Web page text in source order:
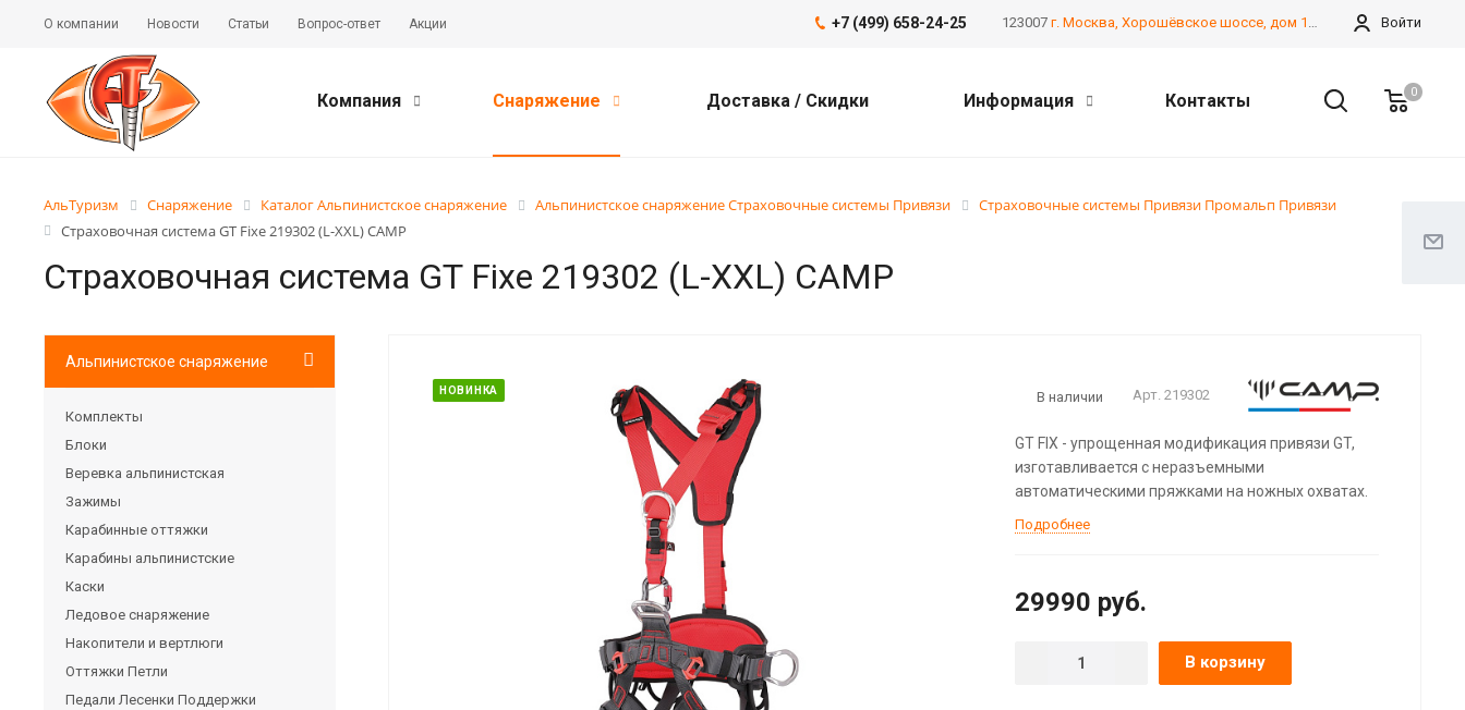
О компании Новости Статьи Вопрос-ответ Акции Войти
123007 г. Москва, Хорошёвское шоссе, дом 13А, корпус 2
+7 (499) 658-24-25
0
Компания Снаряжение Доставка / Скидки Информация Контакты
АльТуризм Снаряжение Каталог Альпинистское снаряжение Альпинистское снаряжение Страховочные системы Привязи
Страховочные системы Привязи Промальп Привязи
Страховочная система GT Fixe 219302 (L-XXL) CAMP
Страховочная система GT Fixe 219302 (L-XXL) CAMP
НОВИНКА В наличии Арт. 219302
GT FIX - упрощенная модификация привязи GT,
изготавливается с неразъемными
автоматическими пряжками на ножных охватах.
Подробнее
29990 руб.
В корзину
Альпинистское снаряжение
Комплекты
Блоки
Веревка альпинистская
Зажимы
Карабинные оттяжки
Карабины альпинистские
Каски
Ледовое снаряжение
Накопители и вертлюги
Оттяжки Петли
Педали Лесенки Поддержки